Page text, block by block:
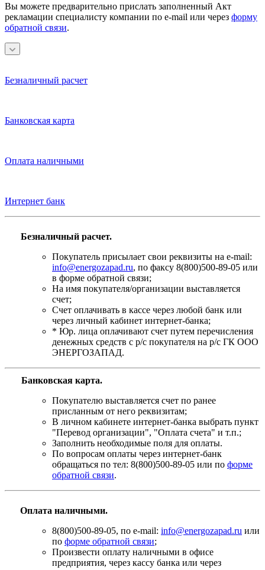
Вы можете предварительно прислать заполненный Акт
рекламации специалисту компании по e-mail или через форму
обратной связи.
Безналичный расчет
Банковская карта
Оплата наличными
Интернет банк
Безналичный расчет.
Покупатель присылает свои реквизиты на e-mail:
info@energozapad.ru, по факсу 8(800)500-89-05 или
в форме обратной связи;
На имя покупателя/организации выставляется
счет;
Счет оплачивать в кассе через любой банк или
через личный кабинет интернет-банка;
* Юр. лица оплачивают счет путем перечисления
денежных средств с р/с покупателя на р/с ГК ООО
ЭНЕРГОЗАПАД.
Банковская карта.
Покупателю выставляется счет по ранее
присланным от него реквизитам;
В личном кабинете интернет-банка выбрать пункт
"Перевод организации", "Оплата счета" и т.п.;
Заполнить необходимые поля для оплаты.
По вопросам оплаты через интернет-банк
обращаться по тел: 8(800)500-89-05 или по форме
обратной связи.
Оплата наличными.
8(800)500-89-05, по e-mail: info@energozapad.ru или
по форме обратной связи;
Произвести оплату наличными в офисе
предприятия, через кассу банка или через